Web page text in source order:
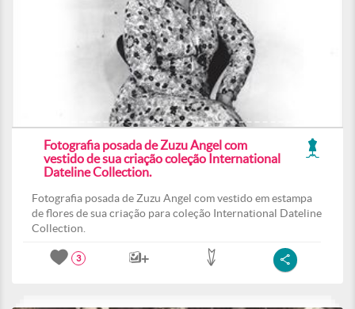
Fotografia posada de Zuzu Angel com
vestido de sua criação coleção International
Dateline Collection.
Fotografia posada de Zuzu Angel com vestido em estampa
de flores de sua criação para coleção International Dateline
Collection.
3